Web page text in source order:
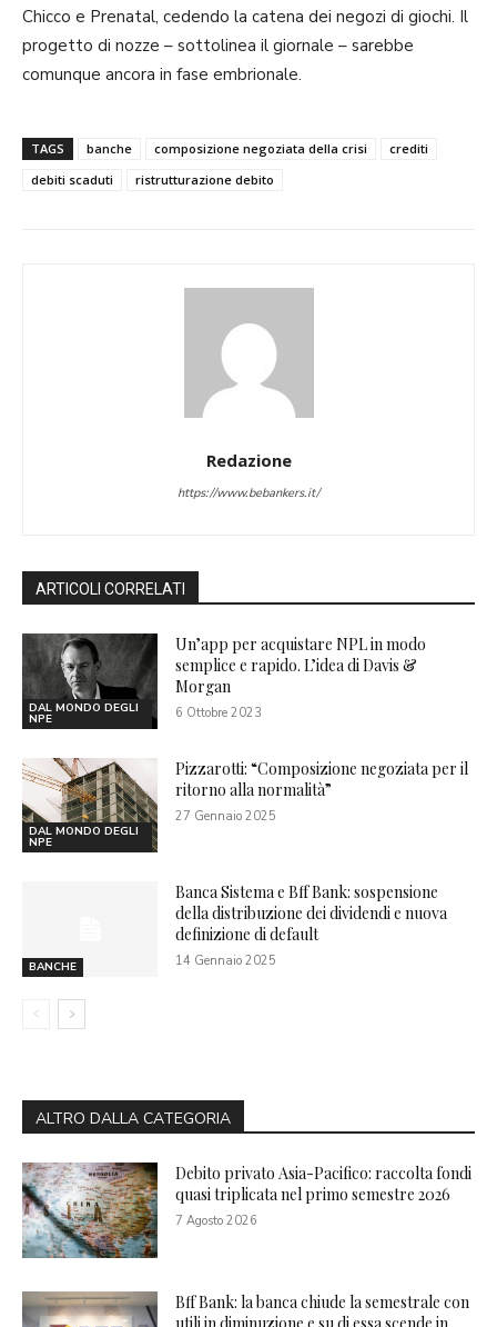
Chicco e Prenatal, cedendo la catena dei negozi di giochi. Il
progetto di nozze – sottolinea il giornale – sarebbe
comunque ancora in fase embrionale.
TAGS banche composizione negoziata della crisi
crediti
debiti scaduti
ristrutturazione debito
Redazione
https://www.bebankers.it/
ARTICOLI CORRELATI
DAL MONDO DEGLI
NPE
Un’app per acquistare NPL in modo
semplice e rapido. L’idea di Davis &
Morgan
6 Ottobre 2023
DAL MONDO DEGLI
NPE
Pizzarotti: “Composizione negoziata per il
ritorno alla normalità”
27 Gennaio 2025
BANCHE
Banca Sistema e Bff Bank: sospensione
della distribuzione dei dividendi e nuova
definizione di default
14 Gennaio 2025
ALTRO DALLA CATEGORIA
Debito privato Asia-Pacifico: raccolta fondi
quasi triplicata nel primo semestre 2026
7 Agosto 2026
Bff Bank: la banca chiude la semestrale con
utili in diminuzione e su di essa scende in